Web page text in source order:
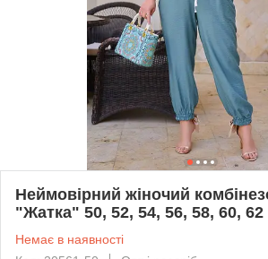
Неймовірний жіночий
"Жатка" 50, 52, 54, 56, 58, 60, 62
Немає в наявності